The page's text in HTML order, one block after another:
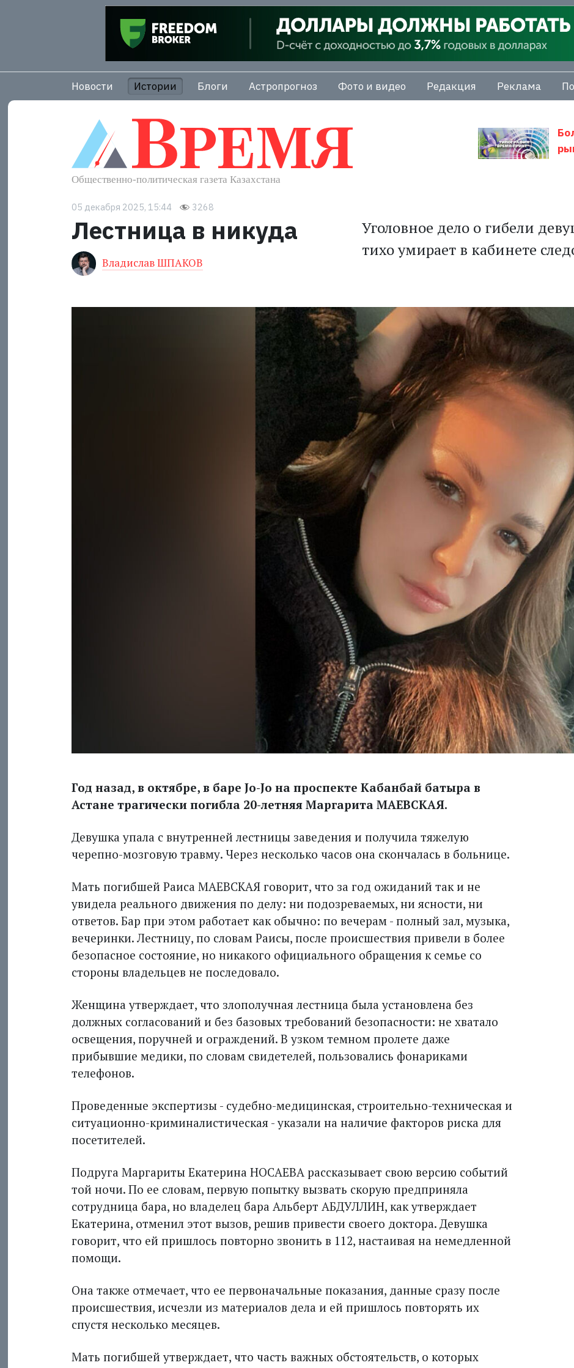
Новости Истории Блоги Астропрогноз Фото и видео Редакция Реклама
05 декабря 2025, 15:44 3268
Лестница в никуда
Владислав ШПАКОВ
Уголовное дело о гибели
тихо умирает в кабинете
Год назад, в октябре, в баре Jo-Jo на проспекте Кабанбай батыра в
Астане трагически погибла 20-летняя Маргарита МАЕВСКАЯ.
Девушка упала с внутренней лестницы заведения и получила тяжелую
черепно-мозговую травму. Через несколько часов она скончалась в больнице.
Мать погибшей Раиса МАЕВСКАЯ говорит, что за год ожиданий так и не
увидела реального движения по делу: ни подозреваемых, ни ясности, ни
ответов. Бар при этом работает как обычно: по вечерам - полный зал, музыка,
вечеринки. Лестницу, по словам Раисы, после происшествия привели в более
безопасное состояние, но никакого официального обращения к семье со
стороны владельцев не последовало.
Женщина утверждает, что злополучная лестница была установлена без
должных согласований и без базовых требований безопасности: не хватало
освещения, поручней и ограждений. В узком темном пролете даже
прибывшие медики, по словам свидетелей, пользовались фонариками
телефонов.
Проведенные экспертизы - судебно-медицинская, строительно-техническая и
ситуационно-криминалистическая - указали на наличие факторов риска для
посетителей.
Подруга Маргариты Екатерина НОСАЕВА рассказывает свою версию событий
той ночи. По ее словам, первую попытку вызвать скорую предприняла
сотрудница бара, но владелец бара Альберт АБДУЛЛИН, как утверждает
Екатерина, отменил этот вызов, решив привести своего доктора. Девушка
говорит, что ей пришлось повторно звонить в 112, настаивая на немедленной
помощи.
Она также отмечает, что ее первоначальные показания, данные сразу после
происшествия, исчезли из материалов дела и ей пришлось повторять их
спустя несколько месяцев.
Мать погибшей утверждает, что часть важных обстоятельств, о которых